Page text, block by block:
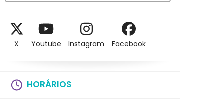
X Youtube Instagram Facebook
HORÁRIOS